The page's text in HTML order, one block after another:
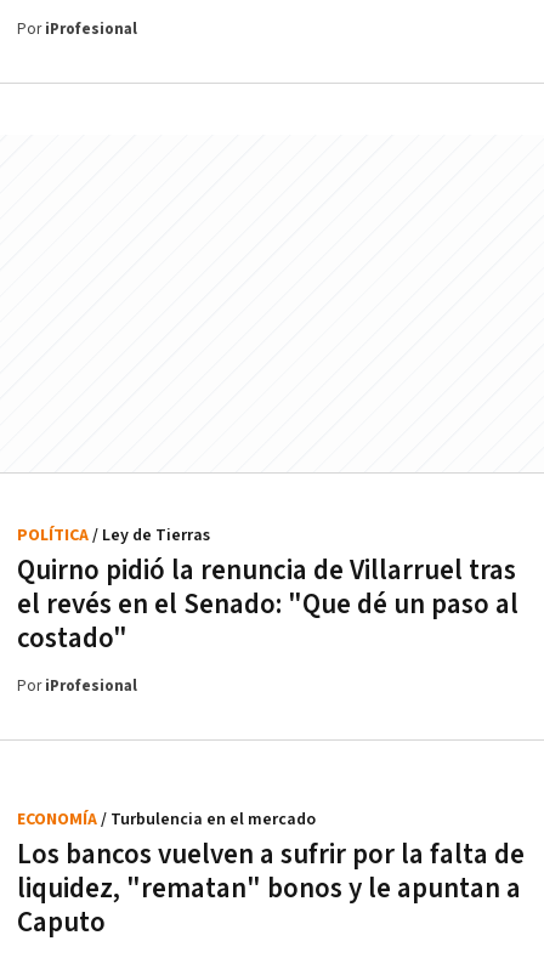
PoriProfesional
Quirno pidió la renuncia de Villarruel tras
el revés en el Senado: "Que dé un paso al
costado"
POLÍTICA/ Ley de Tierras
PoriProfesional
Los bancos vuelven a sufrir por la falta de
liquidez, "rematan" bonos y le apuntan a
Caputo
ECONOMÍA/ Turbulencia en el mercado